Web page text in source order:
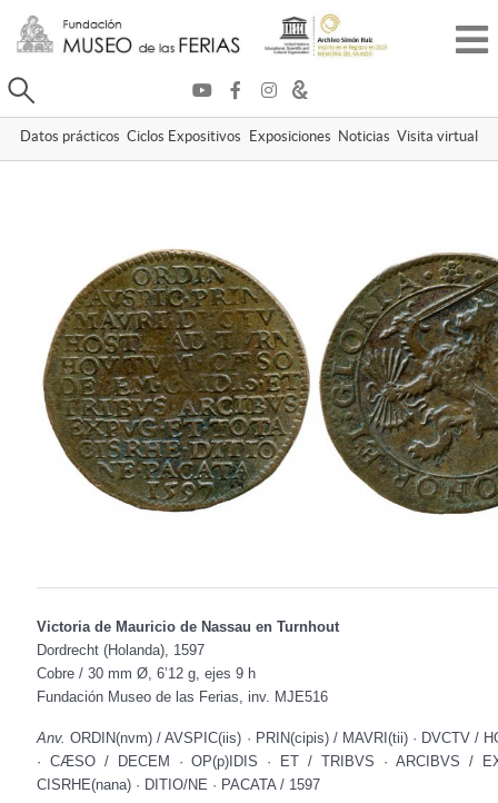
Buscar
Datos prácticos Ciclos Expositivos Exposiciones Noticias Visita virtual
Victoria de Mauricio de Nassau en Turnhout
Dordrecht (Holanda), 1597
Cobre / 30 mm Ø, 6’12 g, ejes 9 h
Fundación Museo de las Ferias, inv. MJE516
Anv.ORDIN(nvm) / AVSPIC(iis) · PRIN(cipis) / MAVRI(tii) · DVCTV /
· CÆSO / DECEM · OP(p)IDIS · ET / TRIBVS · ARCIBVS /
CISRHE(nana) · DITIO/NE · PACATA / 1597